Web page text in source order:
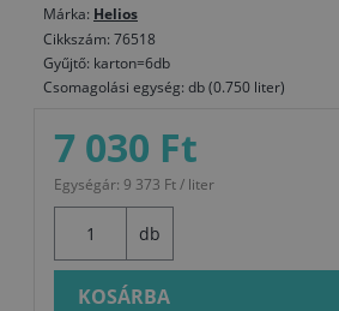
ártalmatlanok és környezetbarátok.
Felhasználás:
Felhordás előtt a faanyag legyen száraz,
kezelésétől és a felvitel módjától függ. A
megfelelő, ha nem szív be több olajat,
esetén 24 órás időközönként legalább két
mélyebb rétegek teljes száradásához több
terhelésnek. A termék használata
védőruházatot.Azt javasoljuk, hogy a
Márka: Helios
Cikkszám: 76518
Gyűjtő: karton=6db
Csomagolási egység: db (0.750 liter)
7 030 Ft
Egységár: 9 373 Ft / liter
db
KOSÁRBA